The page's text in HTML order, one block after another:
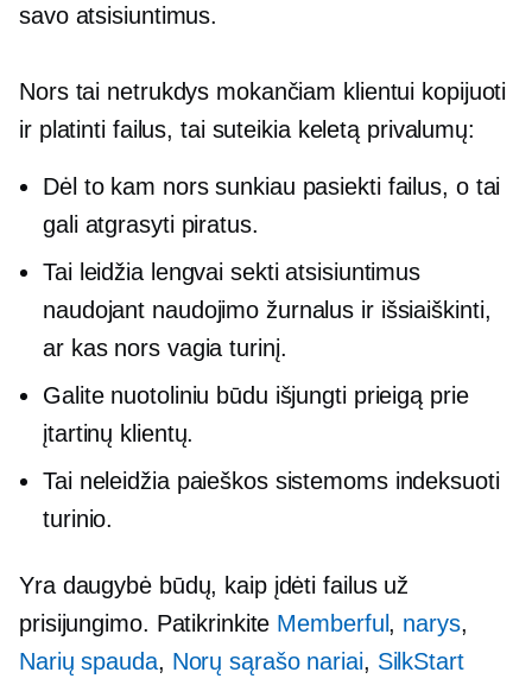
savo atsisiuntimus.
Nors tai netrukdys mokančiam klientui kopijuoti
ir platinti failus, tai suteikia keletą privalumų:
Dėl to kam nors sunkiau pasiekti failus, o tai
gali atgrasyti piratus.
Tai leidžia lengvai sekti atsisiuntimus
naudojant naudojimo žurnalus ir išsiaiškinti,
ar kas nors vagia turinį.
Galite nuotoliniu būdu išjungti prieigą prie
įtartinų klientų.
Tai neleidžia paieškos sistemoms indeksuoti
turinio.
Yra daugybė būdų, kaip įdėti failus už
prisijungimo. Patikrinkite Memberful, narys,
Narių spauda, Norų sąrašo nariai, SilkStart